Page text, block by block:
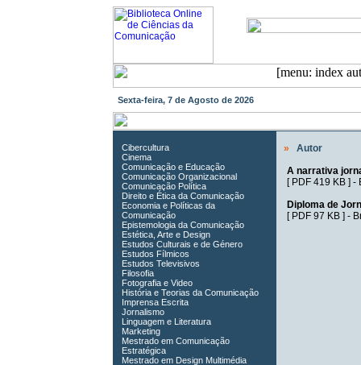
Sexta-feira, 7 de Agosto de 2026
Cibercultura
Cinema
Comunicação e Educação
Comunicação Organizacional
Comunicação Política
Direito e Ética da Comunicação
Economia e Políticas da
Comunicação
Epistemologia da Comunicação
Estética, Arte e Design
Estudos Culturais e de Género
Estudos Fílmicos
Estudos Televisivos
Filosofia
Fotografia e Video
História e Teorias da Comunicação
Imprensa Escrita
Jornalismo
Linguagem e Literatura
Marketing
Mestrado em Comunicação
Estratégica
Mestrado em Design Multimédia
»
Autor
A narrativa
[ PDF 419 KB] -
Diploma de
[ PDF 97 KB] -